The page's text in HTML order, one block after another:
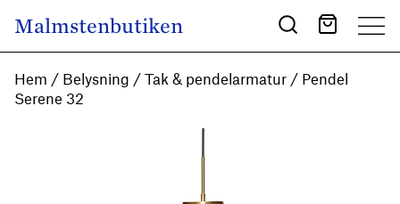
Main Navigation
Malmstenbutiken
Hem / Belysning / Tak & pendelarmatur / Pendel
Serene 32